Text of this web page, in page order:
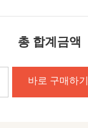
총 합계금액
바로 구매하기